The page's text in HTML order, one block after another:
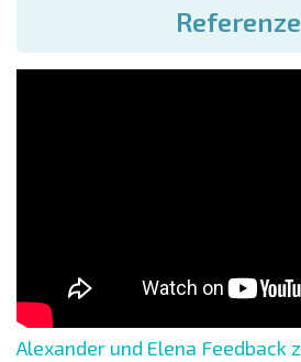
Alexander und Elena Feedback